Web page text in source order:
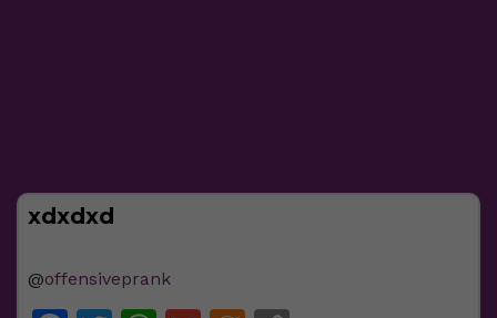
xdxdxd
@offensiveprank